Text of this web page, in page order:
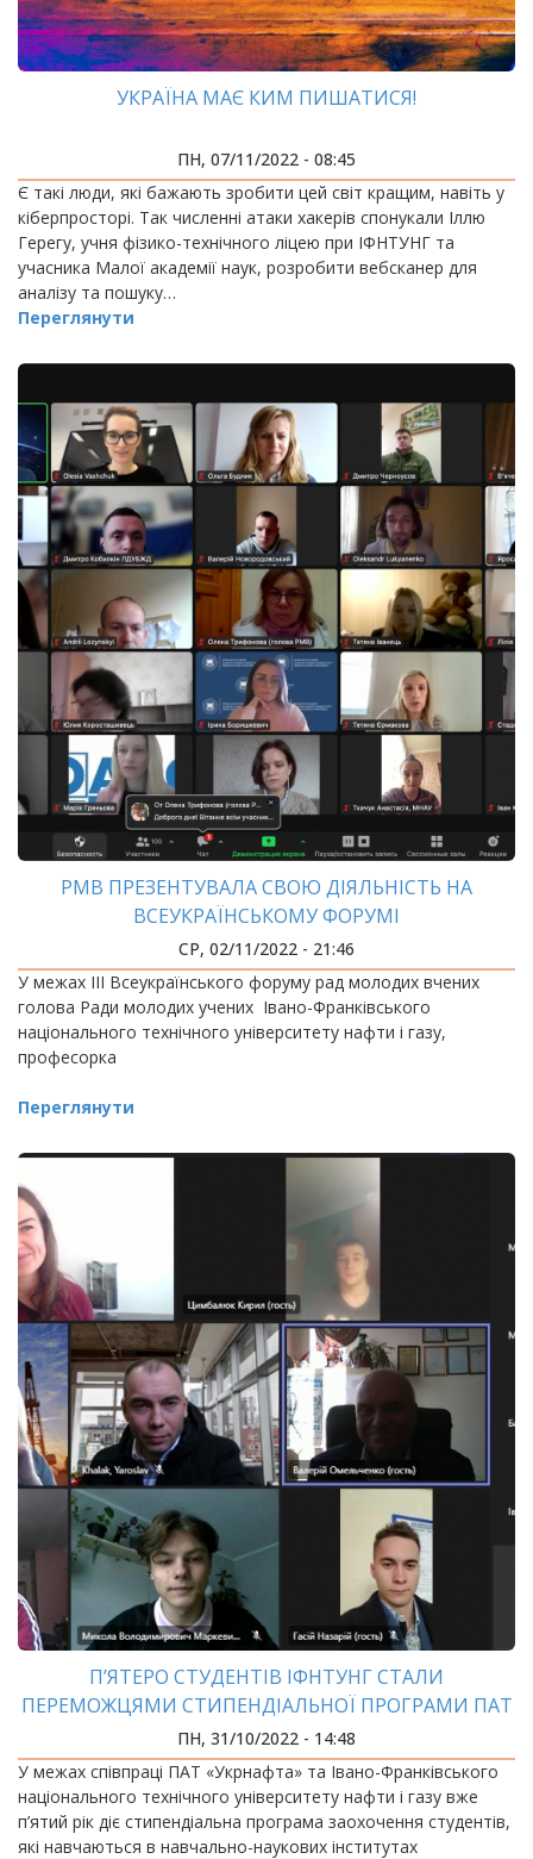
УКРАЇНА МАЄ КИМ ПИШАТИСЯ!
ПН, 07/11/2022 - 08:45
Є такі люди, які бажають зробити цей світ кращим, навіть у
кіберпросторі. Так численні атаки хакерів спонукали Іллю
Герегу, учня фізико-технічного ліцею при ІФНТУНГ та
учасника Малої академії наук, розробити вебсканер для
аналізу та пошуку…
Переглянути
РМВ ПРЕЗЕНТУВАЛА СВОЮ ДІЯЛЬНІСТЬ НА
ВСЕУКРАЇНСЬКОМУ ФОРУМІ
СР, 02/11/2022 - 21:46
У межах ІІІ Всеукраїнського форуму рад молодих вчених
голова Ради молодих учених Івано-Франківського
національного технічного університету нафти і газу,
професорка
Переглянути
П’ЯТЕРО СТУДЕНТІВ ІФНТУНГ СТАЛИ
ПЕРЕМОЖЦЯМИ СТИПЕНДІАЛЬНОЇ ПРОГРАМИ ПАТ
«УКРНАФТА»
ПН, 31/10/2022 - 14:48
У межах співпраці ПАТ «Укрнафта» та Івано-Франківського
національного технічного університету нафти і газу вже
п’ятий рік діє стипендіальна програма заохочення студентів,
які навчаються в навчально-наукових інститутах